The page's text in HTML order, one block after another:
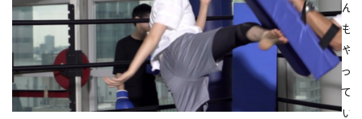
ん
も
や
っ
て
い